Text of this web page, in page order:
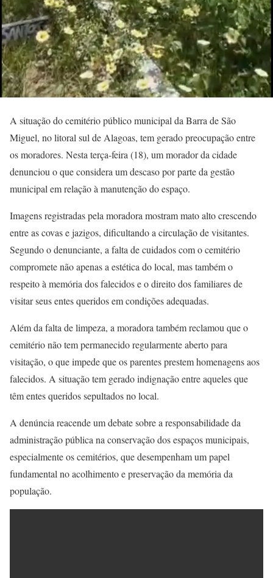
A situação do cemitério público municipal da Barra de São
Miguel, no litoral sul de Alagoas, tem gerado preocupação entre
os moradores. Nesta terça-feira (18), um morador da cidade
denunciou o que considera um descaso por parte da gestão
municipal em relação à manutenção do espaço.
Imagens registradas pela moradora mostram mato alto crescendo
entre as covas e jazigos, dificultando a circulação de visitantes.
Segundo o denunciante, a falta de cuidados com o cemitério
compromete não apenas a estética do local, mas também o
respeito à memória dos falecidos e o direito dos familiares de
visitar seus entes queridos em condições adequadas.
Além da falta de limpeza, a moradora também reclamou que o
cemitério não tem permanecido regularmente aberto para
visitação, o que impede que os parentes prestem homenagens aos
falecidos. A situação tem gerado indignação entre aqueles que
têm entes queridos sepultados no local.
A denúncia reacende um debate sobre a responsabilidade da
administração pública na conservação dos espaços municipais,
especialmente os cemitérios, que desempenham um papel
fundamental no acolhimento e preservação da memória da
população.